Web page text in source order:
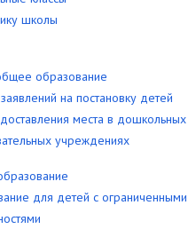
школы
образование
на постановку детей
места в дошкольных
учреждениях
для детей с ограниченными